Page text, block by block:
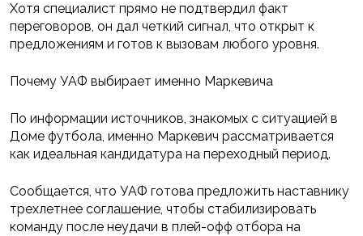
Хотя специалист прямо не подтвердил факт
переговоров, он дал четкий сигнал, что открыт к
предложениям и готов к вызовам любого уровня.
Почему УАФ выбирает именно Маркевича
По информации источников, знакомых с ситуацией в
Доме футбола, именно Маркевич рассматривается
как идеальная кандидатура на переходный период.
Сообщается, что УАФ готова предложить наставнику
трехлетнее соглашение, чтобы стабилизировать
команду после неудачи в плей-офф отбора на